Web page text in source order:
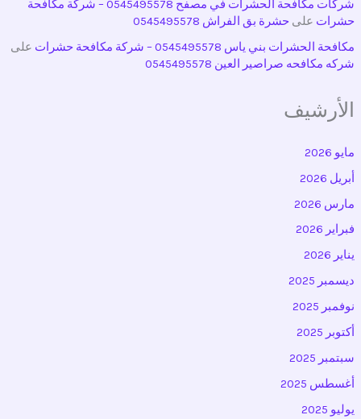
شركات مكافحة الحشرات في مصفح 0545495578 – شركة مكافحة
حشرات على حشرة بق الفراش 0545495578
مكافحة الحشرات بني ياس 0545495578 – شركة مكافحة حشرات
على
شركه مكافحه صراصير العين 0545495578
الأرشيف
مايو 2026
أبريل 2026
مارس 2026
فبراير 2026
يناير 2026
ديسمبر 2025
نوفمبر 2025
أكتوبر 2025
سبتمبر 2025
أغسطس 2025
يوليو 2025